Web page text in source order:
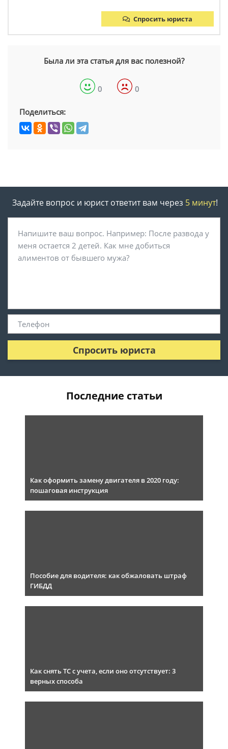
Спросить юриста
Была ли эта статья для вас полезной?
0 0
Поделиться:
Задайте вопрос и юрист ответит вам через 5 минут!
Спросить юриста
Последние статьи
Как оформить замену двигателя в 2020 году:
пошаговая инструкция
Пособие для водителя: как обжаловать штраф
ГИБДД
Как снять ТС с учета, если оно отсутствует: 3
верных способа